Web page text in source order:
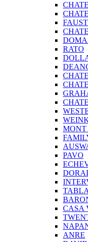
RATO
MONT
PAVO
CASA
ANRE